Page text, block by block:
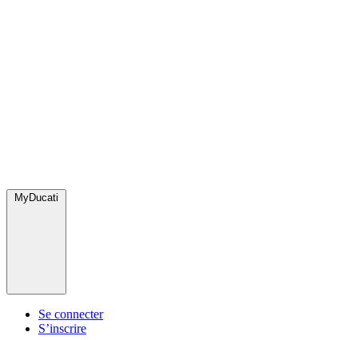
MyDucati
Se connecter
S’inscrire